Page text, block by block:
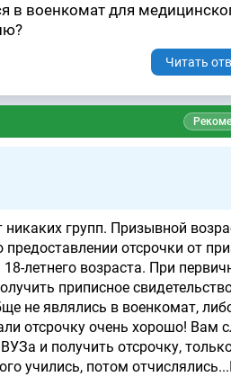
в военкомат для
Читать
групп. Призывной
предоставлении отсрочки от
летнего возраста. При
приписное
не являлись в военкомат,
отсрочку очень хорошо! Вам
и получить отсрочку,
учились, потом